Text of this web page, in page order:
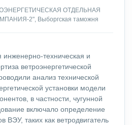
ОТДЕЛЬНАЯ
2", Выборгская таможня
техническая и
ветроэнергетической
анализ технической
установки модели
в частности, чугунной
включало определение
ВЭУ, таких как ветродвигатель